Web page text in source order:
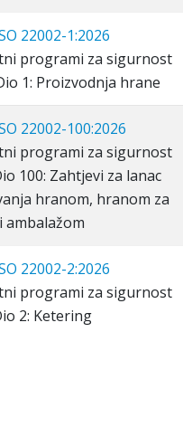
22002-1:2026
programi za sigurnost
1: Proizvodnja hrane
22002-100:2026
programi za sigurnost
100: Zahtjevi za lanac
hranom, hranom za
ambalažom
22002-2:2026
programi za sigurnost
2: Ketering